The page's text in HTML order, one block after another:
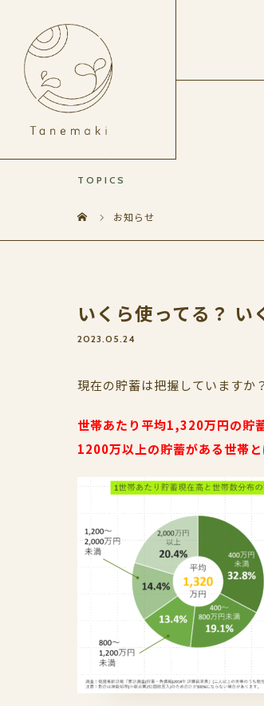
TOPICS
お知らせ
いくら使ってる？ い
2023.05.24
現在の貯蓄は把握していますか？
世帯あたり平均1,320万円の貯
1200万以上の貯蓄がある世帯と